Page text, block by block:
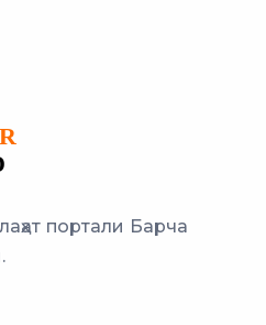
портали Барча